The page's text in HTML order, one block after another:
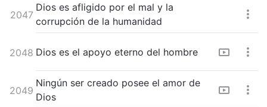
2047
Dios es afligido por el mal y la
corrupción de la humanidad
2048 Dios es el apoyo eterno del hombre
2049
Ningún ser creado posee el amor de
Dios